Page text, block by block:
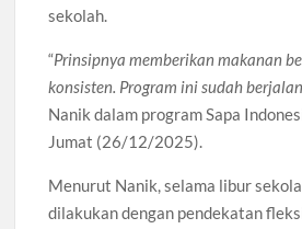
sekolah.
“Prinsipnya memberikan makanan
konsisten. Program ini sudah
Nanik dalam program Sapa
Jumat (26/12/2025).
Menurut Nanik, selama libur
dilakukan dengan pendekatan